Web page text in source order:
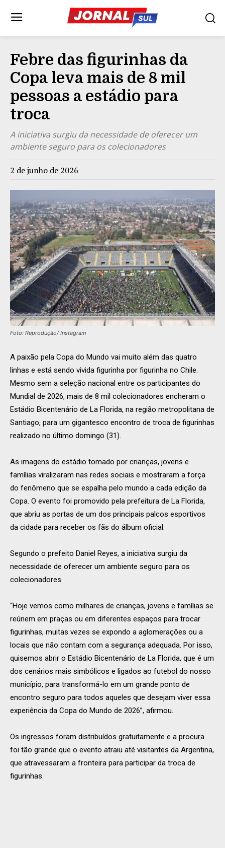
Febre das figurinhas da
Copa leva mais de 8 mil
pessoas a estádio para
troca
A iniciativa surgiu da necessidade de oferecer um
ambiente seguro para os colecionadores
2 de junho de 2026
Foto: Reprodução/ Instagram
A paixão pela Copa do Mundo vai muito além das quatro
linhas e está sendo vivida figurinha por figurinha no Chile.
Mesmo sem a seleção nacional entre os participantes do
Mundial de 2026, mais de 8 mil colecionadores encheram o
Estádio Bicentenário de La Florida, na região metropolitana de
Santiago, para um gigantesco encontro de troca de figurinhas
realizado no último domingo (31).
As imagens do estádio tomado por crianças, jovens e
famílias viralizaram nas redes sociais e mostraram a força
do fenômeno que se espalha pelo mundo a cada edição da
Copa. O evento foi promovido pela prefeitura de La Florida,
que abriu as portas de um dos principais palcos esportivos
da cidade para receber os fãs do álbum oficial.
Segundo o prefeito Daniel Reyes, a iniciativa surgiu da
necessidade de oferecer um ambiente seguro para os
colecionadores.
“Hoje vemos como milhares de crianças, jovens e famílias se
reúnem em praças ou em diferentes espaços para trocar
figurinhas, muitas vezes se expondo a aglomerações ou a
locais que não contam com a segurança adequada. Por isso,
quisemos abrir o Estádio Bicentenário de La Florida, que é um
dos cenários mais simbólicos e ligados ao futebol do nosso
município, para transformá-lo em um grande ponto de
encontro seguro para todos aqueles que desejam viver essa
experiência da Copa do Mundo de 2026”, afirmou.
Os ingressos foram distribuídos gratuitamente e a procura
foi tão grande que o evento atraiu até visitantes da Argentina,
que atravessaram a fronteira para participar da troca de
figurinhas.